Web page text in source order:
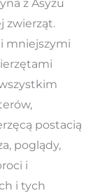
z Asyżu
zwierząt.
mniejszymi
postacią
poglądy,
i
i tych